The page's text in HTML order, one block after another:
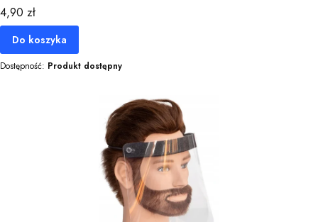
Cena
4,90 zł
Do koszyka
Dostępność: Produkt dostępny